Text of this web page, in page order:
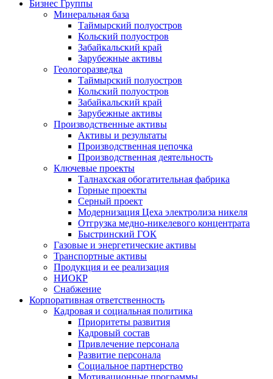
Бизнес Группы
Минеральная база
Таймырский полуостров
Кольский полуостров
Забайкальский край
Зарубежные активы
Геологоразведка
Таймырский полуостров
Кольский полуостров
Забайкальский край
Зарубежные активы
Производственные активы
Активы и результаты
Производственная цепочка
Производственная деятельность
Ключевые проекты
Талнахская обогатительная фабрика
Горные проекты
Серный проект
Модернизация Цеха электролиза никеля
Отгрузка медно-никелевого концентрата
Быстринский ГОК
Газовые и энергетические активы
Транспортные активы
Продукция и ее реализация
НИОКР
Снабжение
Корпоративная ответственность
Кадровая и социальная политика
Приоритеты развития
Кадровый состав
Привлечение персонала
Развитие персонала
Социальное партнерство
Мотивационные программы